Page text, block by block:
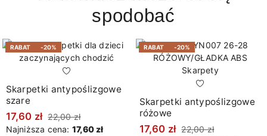
spodobać
RABAT -20%
Skarpetki antypoślizgowe
szare
17,60 zł 22,00 zł
Najniższa cena: 17,60 zł
RABAT -20%
Skarpetki antypoślizgowe
różowe
17,60 zł 22,00 zł